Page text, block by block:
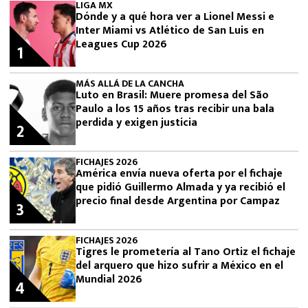
LIGA MX
Dónde y a qué hora ver a Lionel Messi e
Inter Miami vs Atlético de San Luis en
Leagues Cup 2026
1
MÁS ALLÁ DE LA CANCHA
Luto en Brasil: Muere promesa del São
Paulo a los 15 años tras recibir una bala
perdida y exigen justicia
2
FICHAJES 2026
América envía nueva oferta por el fichaje
que pidió Guillermo Almada y ya recibió el
precio final desde Argentina por Campaz
3
FICHAJES 2026
Tigres le prometería al Tano Ortiz el fichaje
del arquero que hizo sufrir a México en el
Mundial 2026
4